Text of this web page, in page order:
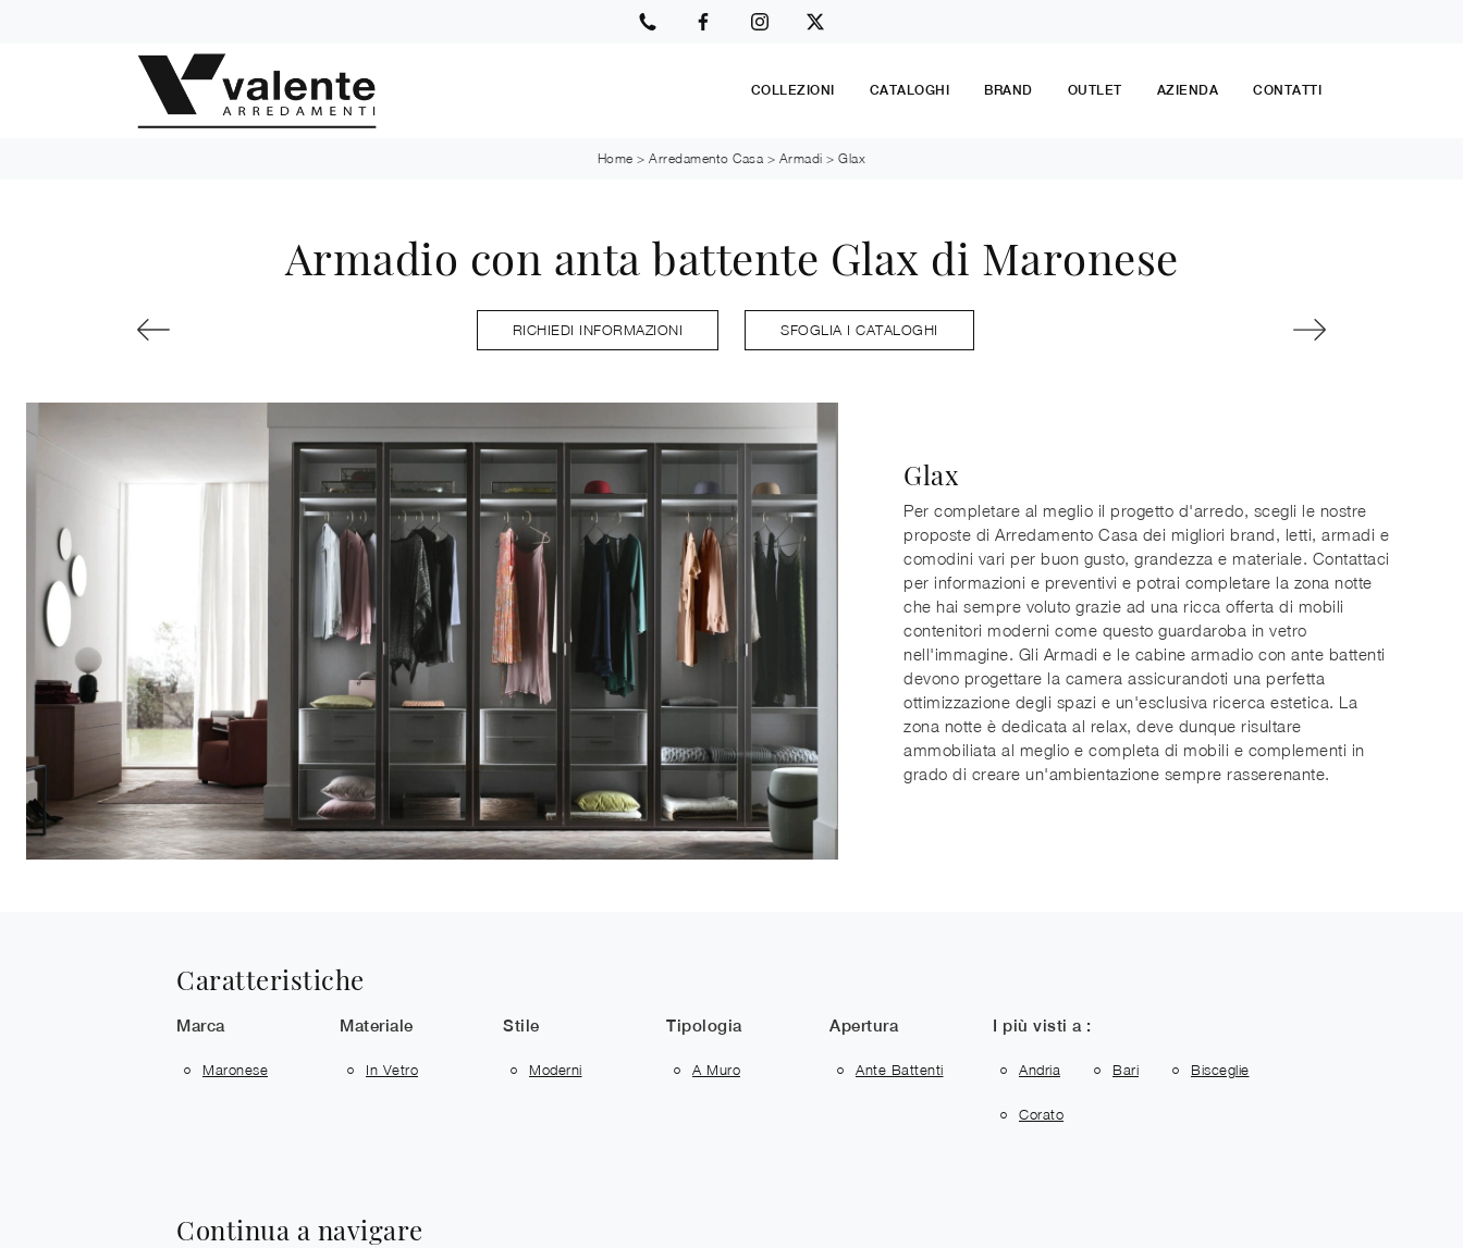
COLLEZIONI CATALOGHI BRAND OUTLET AZIENDA CONTATTI
Home >Arredamento Casa > Armadi >Glax
Armadio con anta battente Glax di Maronese
RICHIEDI INFORMAZIONI SFOGLIA I CATALOGHI
Glax
Per completare al meglio il progetto d'arredo, scegli le nostre
proposte di Arredamento Casa dei migliori brand, letti, armadi e
comodini vari per buon gusto, grandezza e materiale. Contattaci
per informazioni e preventivi e potrai completare la zona notte
che hai sempre voluto grazie ad una ricca offerta di mobili
contenitori moderni come questo guardaroba in vetro
nell'immagine. Gli Armadi e le cabine armadio con ante battenti
devono progettare la camera assicurandoti una perfetta
ottimizzazione degli spazi e un'esclusiva ricerca estetica. La
zona notte è dedicata al relax, deve dunque risultare
ammobiliata al meglio e completa di mobili e complementi in
grado di creare un'ambientazione sempre rasserenante.
Caratteristiche
Marca
Maronese
Materiale
In Vetro
Stile
Moderni
Tipologia
A Muro
Apertura
Ante Battenti
I più visti a :
Andria Bari Bisceglie
Corato
Continua a navigare